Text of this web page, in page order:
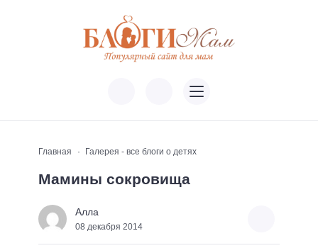
Главная Галерея - все блоги о детях
Мамины сокровища
Алла
08 декабря 2014